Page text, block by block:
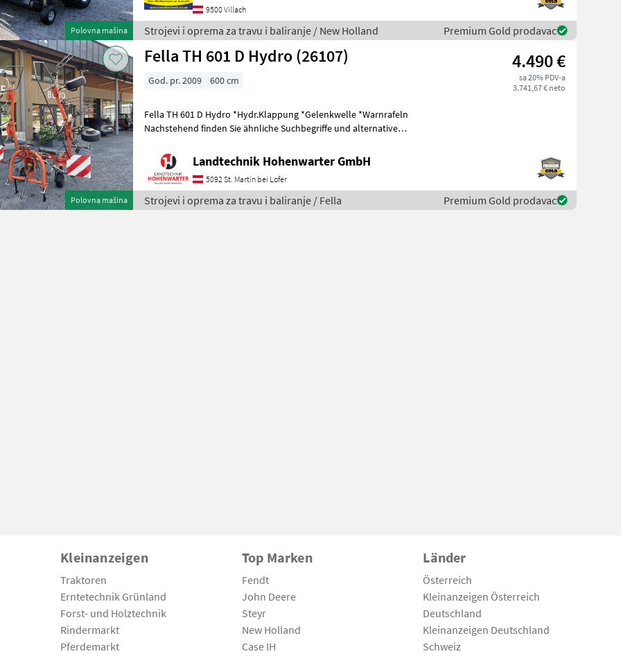
Polovna mašina
9500 Villach
Strojevi i oprema za travu i baliranje / New Holland Premium Gold prodavac
Polovna mašina
Fella TH 601 D Hydro (26107) 4.490 €
sa 20% PDV-a
3.741,67 € neto
God. pr. 2009 600 cm
Fella TH 601 D Hydro *Hydr.Klappung *Gelenkwelle *Warnrafeln
Nachstehend finden Sie ähnliche Suchbegriffe und alternative
Landtechnik Hohenwarter GmbH
5092 St. Martin bei Lofer
Strojevi i oprema za travu i baliranje / Fella Premium Gold prodavac
Kleinanzeigen
Traktoren
Erntetechnik Grünland
Forst- und Holztechnik
Rindermarkt
Pferdemarkt
Top Marken
Fendt
John Deere
Steyr
New Holland
Case IH
Länder
Österreich
Kleinanzeigen Österreich
Deutschland
Kleinanzeigen Deutschland
Schweiz